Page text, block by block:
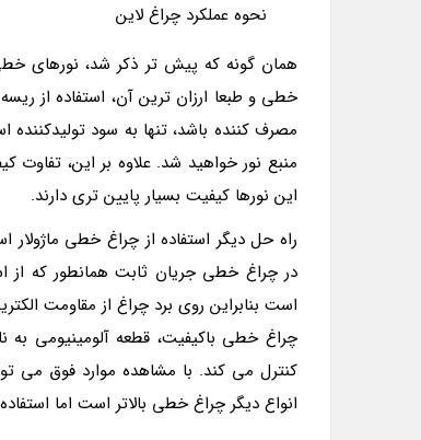
نحوه عملکرد چراغ لاین
همان گونه که پیش تر ذکر شد، نورهای
مصرف کننده باشد، تنها به سود
منبع نور خواهید شد. علاوه بر این،
این نورها کیفیت بسیار پایین تری دارند.
راه حل دیگر استفاده از چراغ­ خطی
در چراغ خطی جریان ثابت همانطور که از
است بنابراین روی برد چراغ از مقاومت
چراغ خطی باکیفیت، قطعه آلومینیومی به
کنترل می کند. با مشاهده موارد فوق می
انواع دیگر چراغ خطی بالاتر است اما